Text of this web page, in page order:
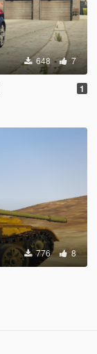
648 7
1
776 8